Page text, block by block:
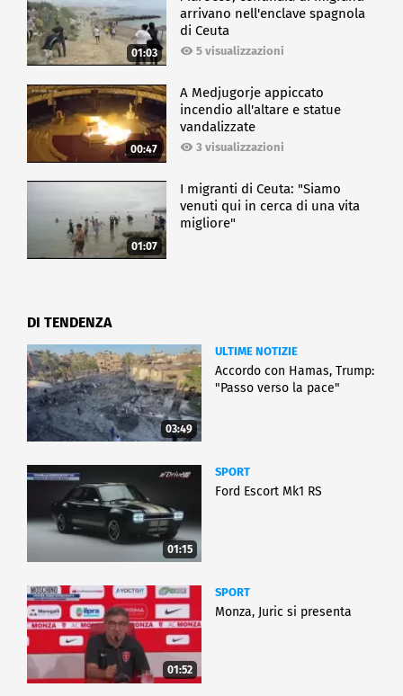
01:03
arrivano nell'enclave spagnola
di Ceuta
5 visualizzazioni
00:47
A Medjugorje appiccato
incendio all'altare e statue
vandalizzate
3 visualizzazioni
01:07
I migranti di Ceuta: "Siamo
venuti qui in cerca di una vita
migliore"
DI TENDENZA
03:49
ULTIME NOTIZIE
Accordo con Hamas, Trump:
"Passo verso la pace"
01:15
SPORT
Ford Escort Mk1 RS
01:52
SPORT
Monza, Juric si presenta